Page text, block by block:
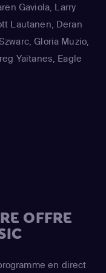
Gaviola, Larry
Lautanen, Deran
Gloria Muzio,
Yaitanes, Eagle
OFFRE
en direct